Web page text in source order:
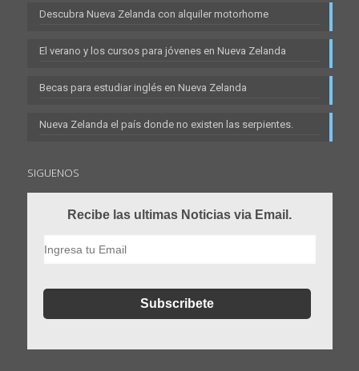
Descubra Nueva Zelanda con alquiler motorhome
El verano y los cursos para jóvenes en Nueva Zelanda
Becas para estudiar inglés en Nueva Zelanda
Nueva Zelanda el país donde no existen las serpientes.
SIGUENOS
Recibe las ultimas Noticias via Email.